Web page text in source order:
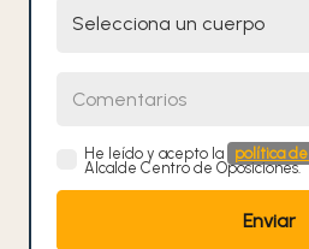
He leído y acepto la política
Alcalde Centro de Oposiciones.